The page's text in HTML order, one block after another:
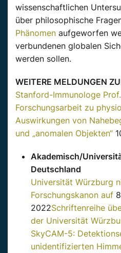
wissenschaftlichen
über philosophische
Phänomen aufgeworfen
verbundenen globalen
werden sollen.
WEITERE MELDUNGEN
Stanford-Immunologe
Forschungsarbeit zu
Auswirkungen von
und „anomalen Objekten“
Akademisch/
Deutschland
Universität Würzburg
Forschungskanon auf
2022Schriftenreihe
der Universität
SkyCAM-5:
unidentifizierten